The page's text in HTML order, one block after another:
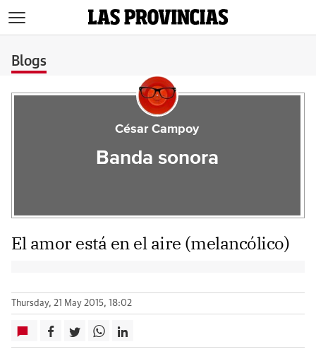
Blogs
César Campoy
Banda sonora
El amor está en el aire (melancólico)
Thursday, 21 May 2015, 18:02